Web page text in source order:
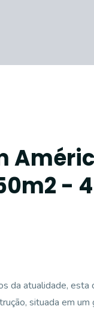
-
da atualidade,
situada em